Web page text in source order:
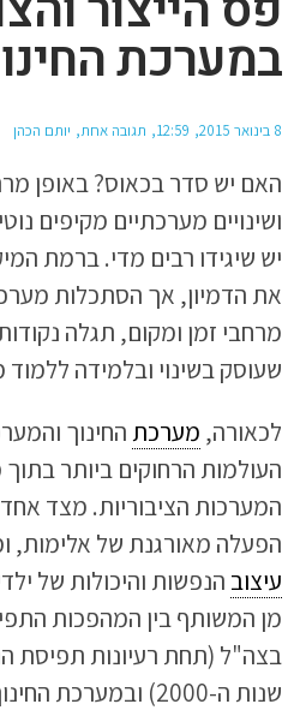
במערכת
8 בינואר 2015 12:59 תגובה אחת יותם הכהן
האם יש סדר בכאוס? באופן
ושינויים מערכתיים מקיפים
יש שיגידו רבים מדי. ברמת
את הדמיון, אך הסתכלות
מרחבי זמן ומקום, תגלה
שעוסק בשינוי ובלמידה
לכאורה, מערכתהחינוך
העולמות הרחוקים ביותר
המערכות הציבוריות. מצד
הפעלה מאורגנת של אלימות,
עיצוב הנפשות והיכולות של
מן המשותף בין המהפכות
בצה"ל (תחת רעיונות תפיסת
שנות ה-2000)